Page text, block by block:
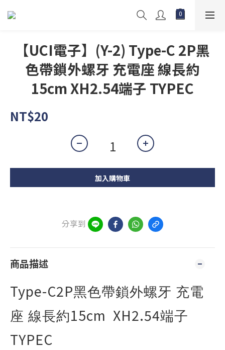
【UCI電子】(Y-2) Type-C 2P黑
色帶鎖外螺牙 充電座 線長約
15cm XH2.54端子 TYPEC
NT$20
加入購物車
分享到
商品描述
Type-C2P黑色帶鎖外螺牙 充電
座 線長約15cm XH2.54端子
TYPEC